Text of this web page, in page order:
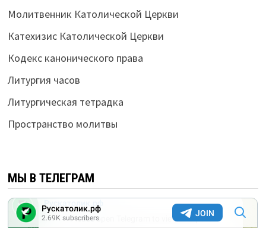
Молитвенник Католической Церкви
Катехизис Католической Церкви
Кодекс канонического права
Литургия часов
Литургическая тетрадка
Пространство молитвы
МЫ В ТЕЛЕГРАМ